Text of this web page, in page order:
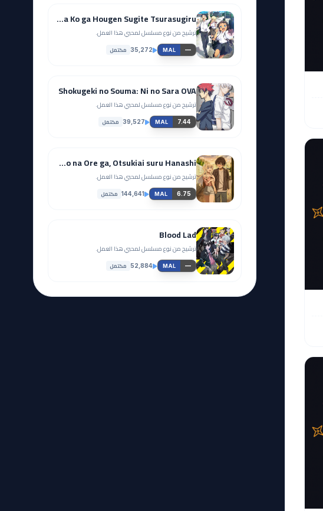
Okinawa de Suki ni Natta Ko ga Hougen Sugite Tsurasugiru
ترشيح من نوع مسلسل لمحبي هذا العمل.
MAL —
35,272 مكتمل
Shokugeki no Souma: Ni no Sara OVA
ترشيح من نوع مسلسل لمحبي هذا العمل.
MAL 7.44
39,527 مكتمل
Keikenzumi na Kimi to, Keiken Zero na Ore ga, Otsukiai suru Hanashi.
ترشيح من نوع مسلسل لمحبي هذا العمل.
MAL 6.75
144,641 مكتمل
Blood Lad
ترشيح من نوع مسلسل لمحبي هذا العمل.
MAL —
52,884 مكتمل